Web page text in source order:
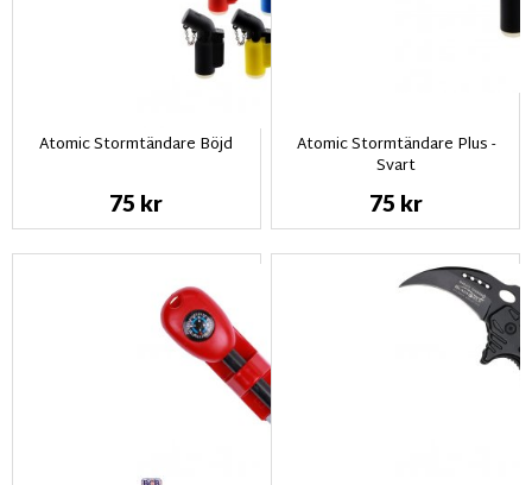
Atomic Stormtändare Böjd
75 kr
Atomic Stormtändare Plus -
Svart
75 kr